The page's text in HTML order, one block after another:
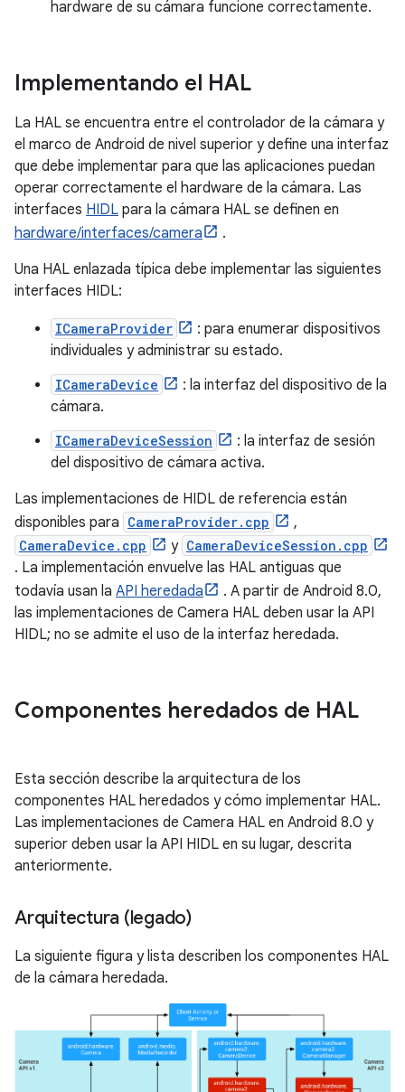
hardware de su cámara funcione correctamente.
Implementando el HAL
La HAL se encuentra entre el controlador de la cámara y
el marco de Android de nivel superior y define una interfaz
que debe implementar para que las aplicaciones puedan
operar correctamente el hardware de la cámara. Las
interfaces HIDL para la cámara HAL se definen en
hardware/interfaces/camera
.
Una HAL enlazada típica debe implementar las siguientes
interfaces HIDL:
ICameraProvider
: para enumerar dispositivos
individuales y administrar su estado.
ICameraDevice
: la interfaz del dispositivo de la
cámara.
ICameraDeviceSession
: la interfaz de sesión
del dispositivo de cámara activa.
Las implementaciones de HIDL de referencia están
disponibles para CameraProvider.cpp ,
CameraDevice.cpp y CameraDeviceSession.cpp
. La implementación envuelve las HAL antiguas que
todavía usan la API heredada
. A partir de Android 8.0,
las implementaciones de Camera HAL deben usar la API
HIDL; no se admite el uso de la interfaz heredada.
Componentes heredados de HAL
Esta sección describe la arquitectura de los
componentes HAL heredados y cómo implementar HAL.
Las implementaciones de Camera HAL en Android 8.0 y
superior deben usar la API HIDL en su lugar, descrita
anteriormente.
Arquitectura (legado)
La siguiente figura y lista describen los componentes HAL
de la cámara heredada.